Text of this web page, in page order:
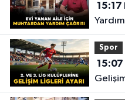
15:17
Spor
15:07